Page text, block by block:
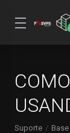
Suporte